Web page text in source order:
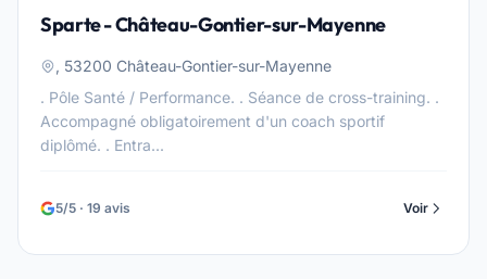
Sparte - Château-Gontier-sur-Mayenne
, 53200 Château-Gontier-sur-Mayenne
. Pôle Santé / Performance. . Séance de cross-training. .
Accompagné obligatoirement d'un coach sportif
diplômé. . Entra...
5/5 · 19 avis Voir